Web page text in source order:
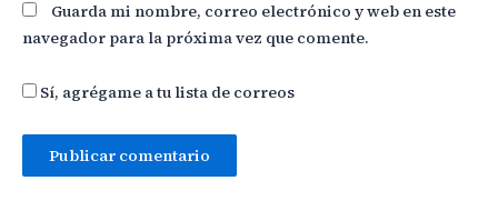
Guarda mi nombre, correo electrónico y web en este
navegador para la próxima vez que comente.
Sí, agrégame a tu lista de correos